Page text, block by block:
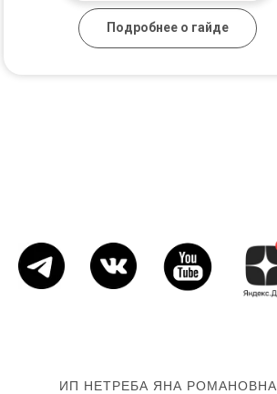
Подробнее о гайде
ИП НЕТРЕБА ЯНА РОМАНОВНА